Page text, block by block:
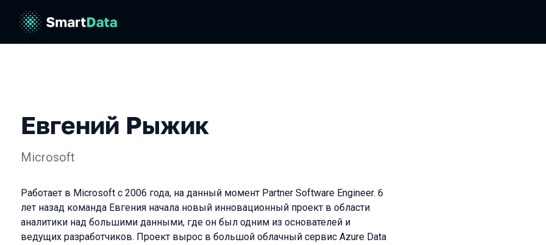
Евгений Рыжик
Microsoft
Работает в Microsoft с 2006 года, на данный момент Partner Software Engineer. 6
лет назад команда Евгения начала новый инновационный проект в области
аналитики над большими данными, где он был одним из основателей и
ведущих разработчиков. Проект вырос в большой облачный сервис Azure Data